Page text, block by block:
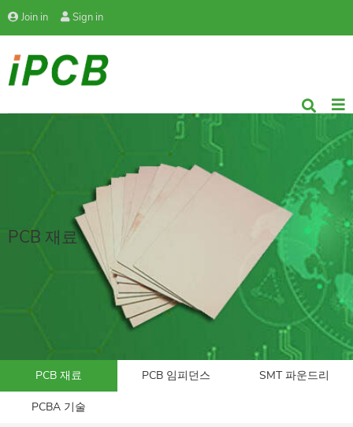
Join in Sign in
PCB 재료
PCB 재료 PCB 임피던스 SMT 파운드리
PCBA 기술